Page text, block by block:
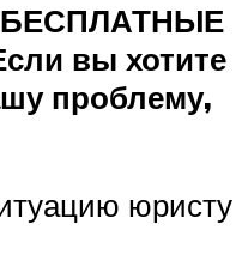
БЕСПЛАТНЫЕ
вы хотите
проблему,
юристу